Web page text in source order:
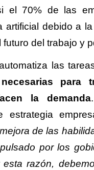
el 70% de las
artificial debido a
del trabajo y
las
la demanda
estrategia
de las
por los
razón,